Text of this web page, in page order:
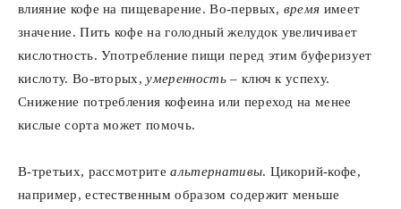
влияние кофе на пищеварение. Во-первых, время имеет
значение. Пить кофе на голодный желудок увеличивает
кислотность. Употребление пищи перед этим буферизует
кислоту. Во-вторых,умеренность– ключ к успеху.
Снижение потребления кофеина или переход на менее
кислые сорта может помочь.
В-третьих, рассмотритеальтернативы. Цикорий-кофе,
например, естественным образом содержит меньше